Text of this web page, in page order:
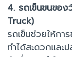
4. รถเข็นขนขอ
Truck)
รถเข็นช่วยให้กา
ทำได้สะดวกแล